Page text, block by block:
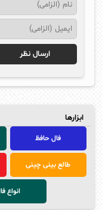
ابزارها
فال حافظ
طالع بینی چینی
انواع